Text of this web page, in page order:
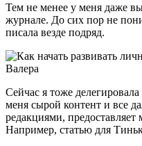
Тем не менее у меня даже
журнале. До сих пор не
писала везде подряд.
Сейчас я тоже
меня сырой контент и все
редакциями, предоставляет
Например, статью для